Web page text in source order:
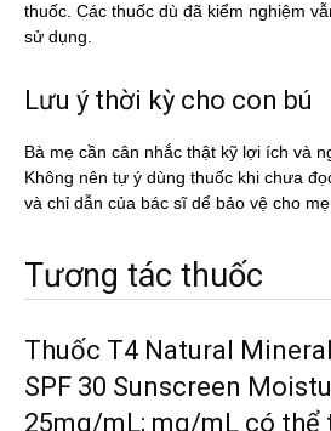
thuốc. Các thuốc dù đã kiểm nghiệm
sử dụng.
Lưu ý thời kỳ cho con bú
Bà mẹ cần cân nhắc thật kỹ lợi ích và
Không nên tự ý dùng thuốc khi chưa
và chỉ dẫn của bác sĩ dể bảo vệ cho
Tương tác thuốc
Thuốc T4 Natural
SPF 30 Sunscreen
25mg/mL; mg/mL có thể